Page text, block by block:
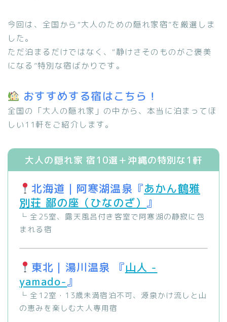
今回は、全国から“大人のための隠れ家宿”を厳選しま
した。
ただ泊まるだけではなく、“静けさそのものがご褒美
になる”特別な宿ばかりです。
おすすめする宿はこちら！
全国の「大人の隠れ家」の中から、本当に泊まってほ
しい11軒をご紹介します。
大人の隠れ家 宿10選＋沖縄の特別な1軒
北海道｜阿寒湖温泉『あかん鶴雅
別荘 鄙の座（ひなのざ） 』
└ 全25室、露天風呂付き客室で阿寒湖の静寂に包
まれる宿
東北｜湯川温泉 『山人 -
yamado-』
└ 全12室・13歳未満宿泊不可、源泉かけ流しと山
の恵みを楽しむ大人専用宿